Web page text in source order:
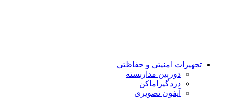
تجهیزات امنیتى و حفاظتی
دوربین مداربسته
دزدگیراماکن
آیفون تصویری